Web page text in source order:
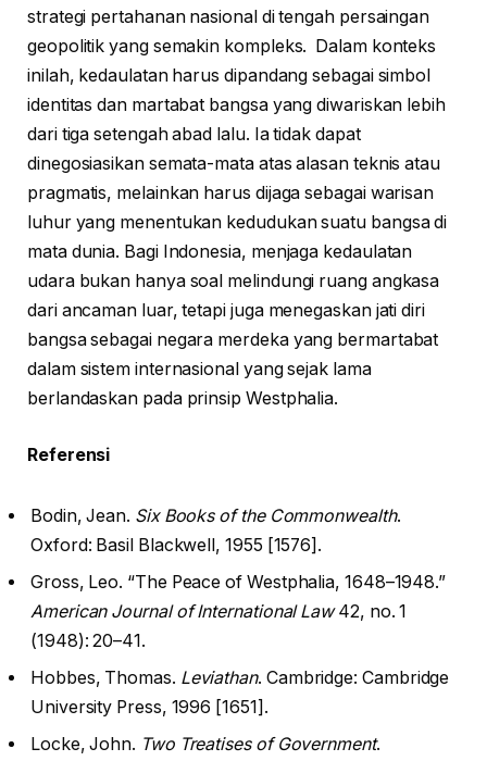
strategi pertahanan nasional di tengah persaingan
geopolitik yang semakin kompleks. Dalam konteks
inilah, kedaulatan harus dipandang sebagai simbol
identitas dan martabat bangsa yang diwariskan lebih
dari tiga setengah abad lalu. Ia tidak dapat
dinegosiasikan semata-mata atas alasan teknis atau
pragmatis, melainkan harus dijaga sebagai warisan
luhur yang menentukan kedudukan suatu bangsa di
mata dunia. Bagi Indonesia, menjaga kedaulatan
udara bukan hanya soal melindungi ruang angkasa
dari ancaman luar, tetapi juga menegaskan jati diri
bangsa sebagai negara merdeka yang bermartabat
dalam sistem internasional yang sejak lama
berlandaskan pada prinsip Westphalia.
Referensi
Bodin, Jean. Six Books of the Commonwealth.
Oxford: Basil Blackwell, 1955 [1576].
Gross, Leo. “The Peace of Westphalia, 1648–1948.”
American Journal of International Law42, no. 1
(1948): 20–41.
Hobbes, Thomas. Leviathan. Cambridge: Cambridge
University Press, 1996 [1651].
Locke, John. Two Treatises of Government.